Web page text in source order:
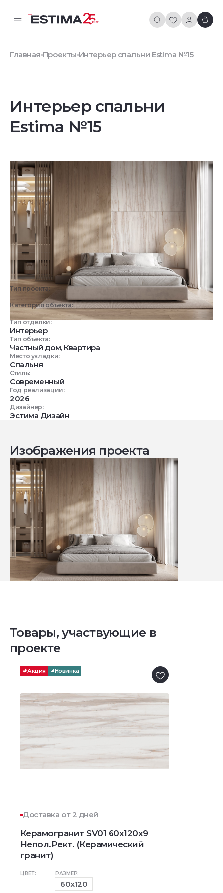
Главная Проекты Интерьер спальни Estima №15
Интерьер спальни
Estima №15
Тип проекта:
3D визуализация
Категория объекта:
Жилые объекты
Тип отделки:
Интерьер
Тип объекта:
Частный дом, Квартира
Место укладки:
Спальня
Стиль:
Современный
Год реализации:
2026
Дизайнер:
Эстима Дизайн
Изображения проекта
Товары, участвующие в
проекте
Акция Новинка
Доставка от 2 дней
Керамогранит SV01 60x120x9
Непол.Рект. (Керамический
гранит)
ЦВЕТ: РАЗМЕР:
60x120